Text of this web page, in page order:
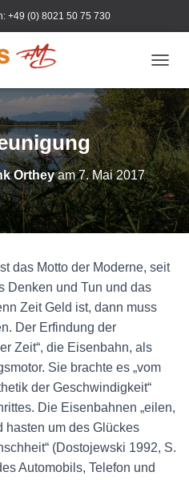
+49 (0) 8021 50 75 730
A
V
I
G
A
T
O
N
U
C
Ortheyam7. Mai 2017
das Motto der Moderne, seit
Denken und Tun und das
Zeit Geld ist, dann muss
Der Erfindung der
Zeit“, die Eisenbahn, als
Sie brachte es „vom
der Geschwindigkeit“
Die Eisenbahnen „eilen,
hasten um des Glückes
(Dostojewski 1992, S.
Automobils, Telefon und